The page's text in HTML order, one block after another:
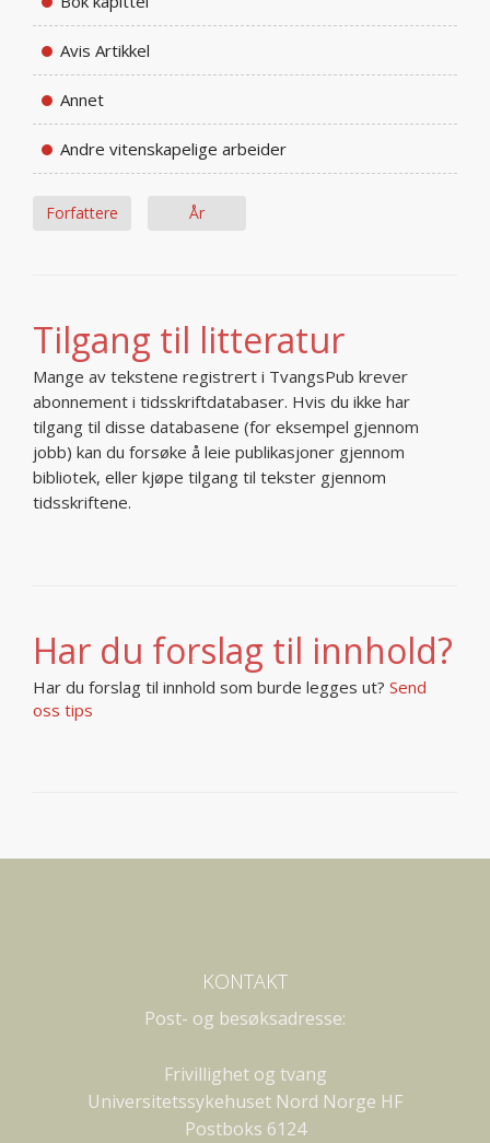
Avis Artikkel
Annet
Andre vitenskapelige arbeider
Forfattere År
Tilgang til litteratur
Mange av tekstene registrert i TvangsPub krever
abonnement i tidsskriftdatabaser. Hvis du ikke har
tilgang til disse databasene (for eksempel gjennom
jobb) kan du forsøke å leie publikasjoner gjennom
bibliotek, eller kjøpe tilgang til tekster gjennom
tidsskriftene.
Har du forslag til innhold?
Har du forslag til innhold som burde legges ut? Send
oss tips
KONTAKT
Post- og besøksadresse:
Frivillighet og tvang
Universitetssykehuset Nord Norge HF
Postboks 6124